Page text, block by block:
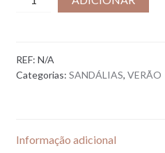
I
NAVY
REF: N/A
Categorias: SANDÁLIAS, VERÃO
Informação adicional